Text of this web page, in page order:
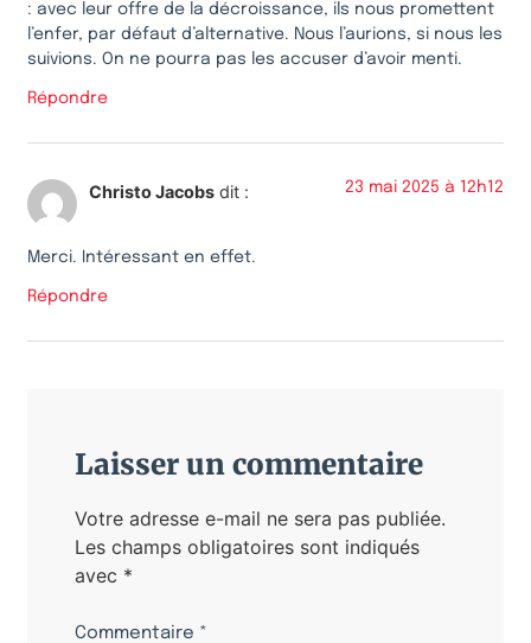
: avec leur offre de la décroissance, ils nous promettent
l’enfer, par défaut d’alternative. Nous l’aurions, si nous les
suivions. On ne pourra pas les accuser d’avoir menti.
Répondre
Christo Jacobs dit : 23 mai 2025 à 12h12
Merci. Intéressant en effet.
Répondre
Laisser un commentaire
Votre adresse e-mail ne sera pas publiée.
Les champs obligatoires sont indiqués
avec *
Commentaire *